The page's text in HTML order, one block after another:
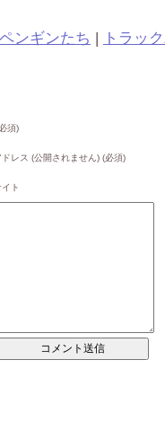
ンギンたち | トラッ
須)
ドレス (公開されません) (必須)
ト